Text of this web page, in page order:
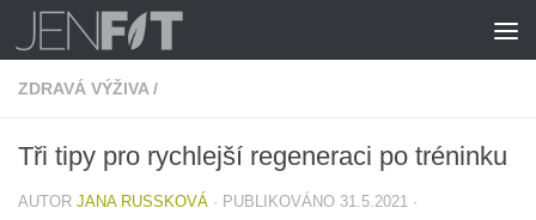
Skip to content
ZDRAVÁ VÝŽIVA /
Tři tipy pro rychlejší regeneraci po tréninku
AUTOR JANA RUSSKOVÁ · PUBLIKOVÁNO 31.5.2021 ·